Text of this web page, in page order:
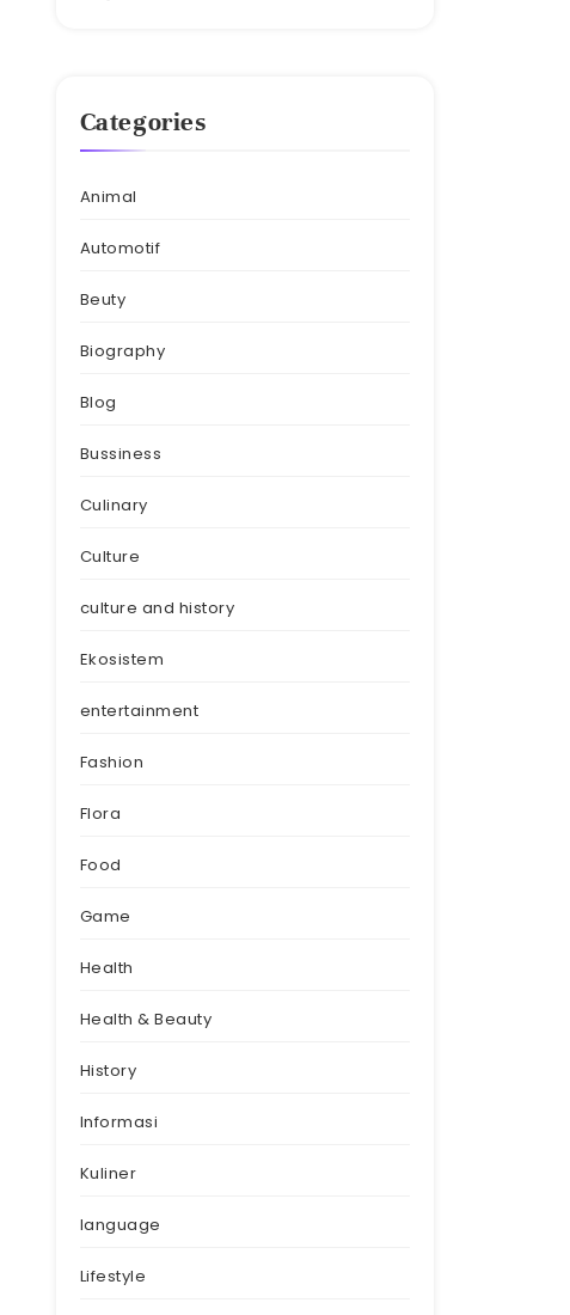
Categories
Animal
Automotif
Beuty
Biography
Blog
Bussiness
Culinary
Culture
culture and history
Ekosistem
entertainment
Fashion
Flora
Food
Game
Health
Health & Beauty
History
Informasi
Kuliner
language
Lifestyle